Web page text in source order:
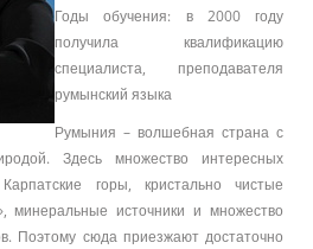
Годы обучения: в 2000 году
получила квалификацию
специалиста, преподавателя
румынский языка
Румыния – волшебная страна с
Здесь множество интересных
Карпатские горы, кристально чистые
минеральные источники и множество
Поэтому сюда приезжают достаточно